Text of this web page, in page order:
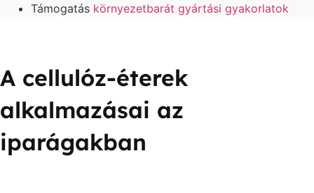
Támogatás környezetbarát gyártási gyakorlatok
A cellulóz-éterek
alkalmazásai az
iparágakban